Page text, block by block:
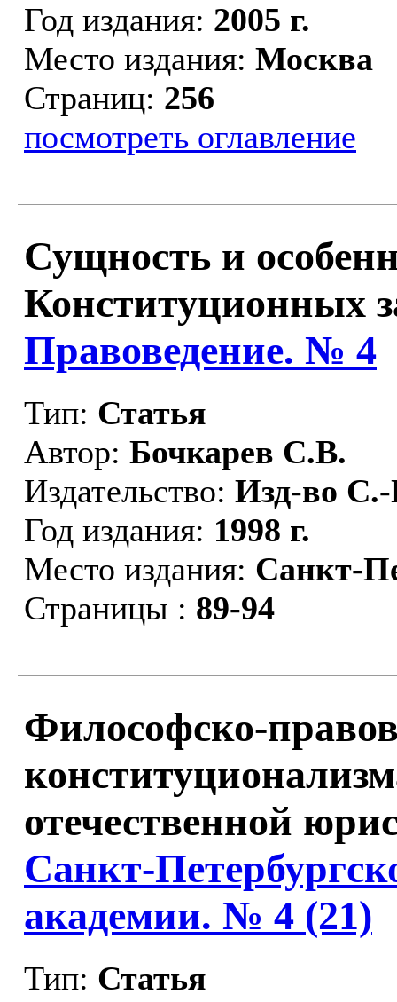
Год издания: 2005 г.
Место издания: Москва
Страниц: 256
посмотреть оглавление
Сущность и
Конституционных
Правоведение. № 4
Тип: Статья
Автор: Бочкарев С.В.
Издательство: Изд-во С.-
Год издания: 1998 г.
Место издания: Санкт-
Страницы : 89-94
Философско-
отечественной
Санкт-
академии. № 4 (21)
Тип: Статья